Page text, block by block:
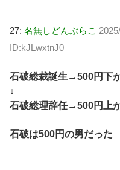
27: 名無しどんぶらこ
ID:kJLwxtnJ0
石破総裁誕生→500円下
↓
石破総理辞任→500円上
石破は500円の男だった